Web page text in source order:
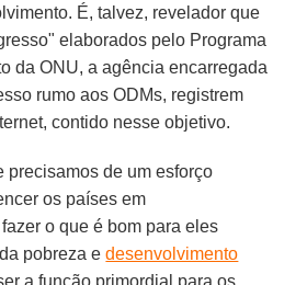
É, talvez, revelador que
elaborados pelo Programa
da ONU, a agência encarregada
rumo aos ODMs, registrem
contido nesse objetivo.
precisamos de um esforço
os países em
o que é bom para eles
pobreza edesenvolvimento
a função primordial para os